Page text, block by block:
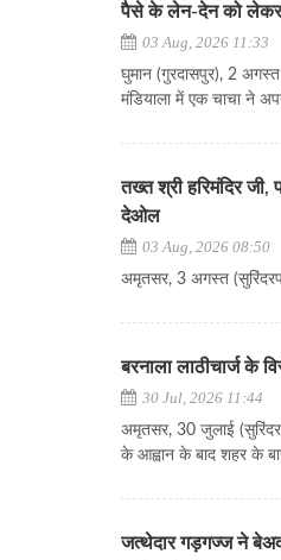
पैसे के लेन-देन को लेकर
03 Aug, 2026 11:33
घुमान (गुरदासपुर), 2
मंडियाला में एक चाचा ने
तख्त श्री हरिमंदिर
देओल
03 Aug, 2026 08:50
अमृतसर, 3 अगस्त
बरनाला लाठीचार्ज के
30 Jul, 2026 11:44
अमृतसर, 30 जुलाई
के आह्वान के बाद शहर के
जत्थेदार गड़गज्ज ने